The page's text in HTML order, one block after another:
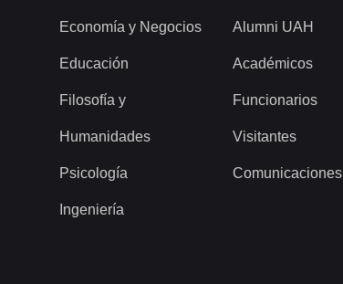
Economía y Negocios
Educación
Filosofía y
Humanidades
Psicología
Ingeniería
Alumni UAH
Académicos
Funcionarios
Visitantes
Comunicaciones